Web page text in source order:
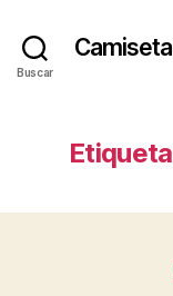
Buscar